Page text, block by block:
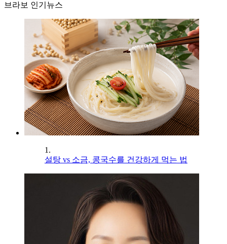
브라보 인기뉴스
1.
설탕 vs 소금, 콩국수를 건강하게 먹는 법